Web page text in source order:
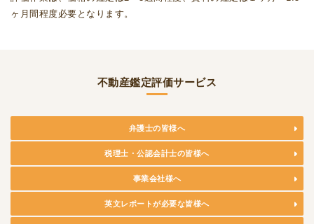
ヶ月間程度必要となります。
不動産鑑定評価サービス
弁護士の皆様へ
税理士・公認会計士の皆様へ
事業会社様へ
英文レポートが必要な皆様へ